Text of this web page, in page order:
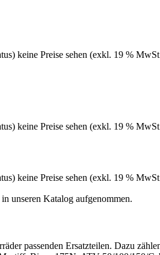
keine Preise sehen (exkl. 19 %
keine Preise sehen (exkl. 19 %
keine Preise sehen (exkl. 19 %
unseren Katalog aufgenommen.
passenden Ersatzteilen. Dazu